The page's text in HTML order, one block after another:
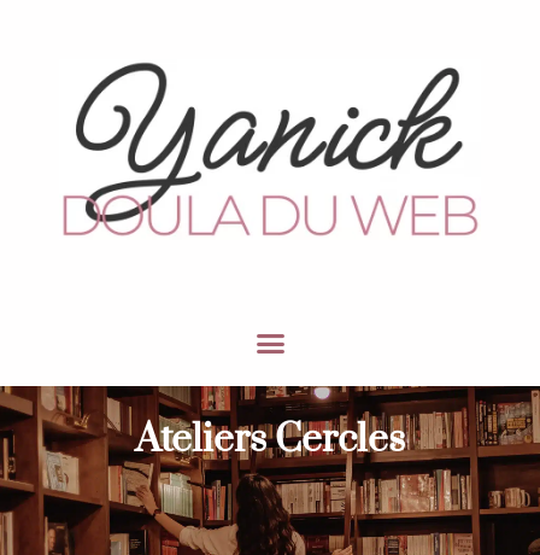
Ateliers Cercles